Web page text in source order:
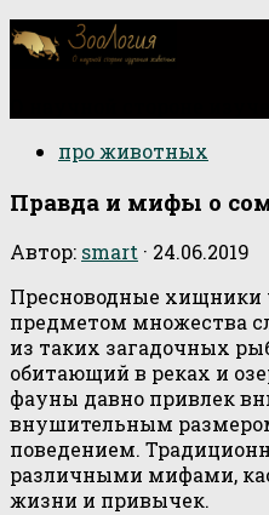
про животных
Правда и мифы о
Автор: smart · 24.06.2019
Пресноводные хищники
предметом множества
из таких загадочных
обитающий в реках и
фауны давно привлек
внушительным
поведением.
различными мифами,
жизни и привычек.